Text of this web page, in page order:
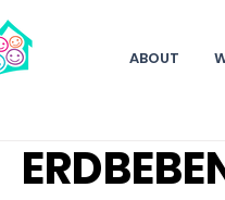
ABOUT